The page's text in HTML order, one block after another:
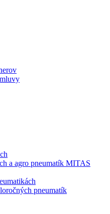
a agro pneumatík MITAS
pneumatík